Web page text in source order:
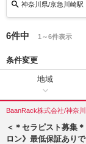
神奈川県/京急川崎駅
6件中 1～6件表示
条件変更
地域
BaanRack株式会社/神奈
＜＊セラピスト募集
ロン》最低保証あり